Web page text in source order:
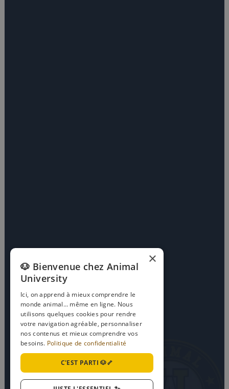
×
🐶 Bienvenue chez Animal
University
Ici, on apprend à mieux comprendre le
monde animal… même en ligne. Nous
utilisons quelques cookies pour rendre
votre navigation agréable, personnaliser
nos contenus et mieux comprendre vos
besoins. Politique de confidentialité
C'EST PARTI 🐶🦴